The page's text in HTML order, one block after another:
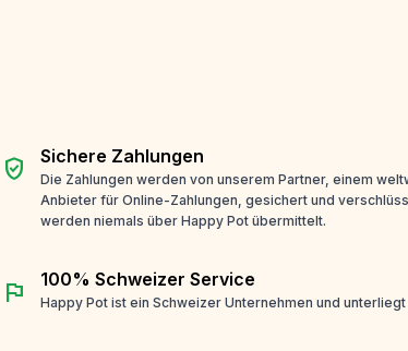
verified_user Sichere Zahlungen
Die Zahlungen werden von unserem Partner, einem
Anbieter für Online-Zahlungen, gesichert und
werden niemals über Happy Pot übermittelt.
flag 100% Schweizer Service
Happy Pot ist ein Schweizer Unternehmen und